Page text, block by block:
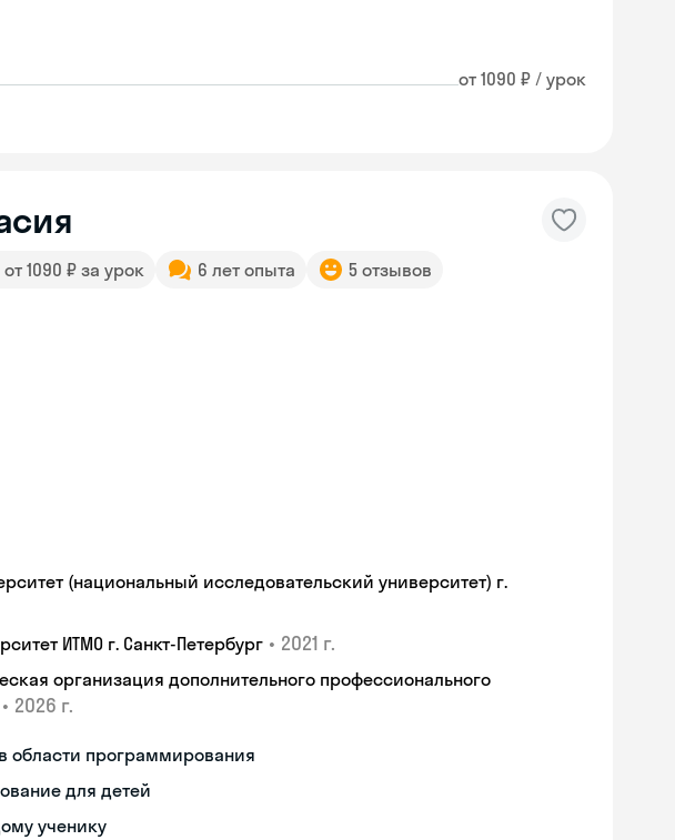
от 1090 ₽ / урок
от 1090 ₽ за урок 6 лет опыта 5 отзывов
(национальный исследовательский университет) г.
ИТМО г. Санкт-Петербург • 2021 г.
организация дополнительного профессионального
• 2026 г.
области программирования
для детей
ученику